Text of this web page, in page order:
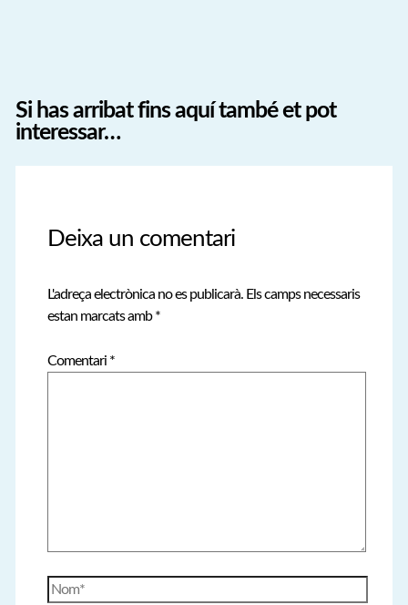
Si has arribat fins aquí també et pot
interessar…
Deixa un comentari
L'adreça electrònica no es publicarà. Els camps necessaris
estan marcats amb*
Comentari *
Nom*